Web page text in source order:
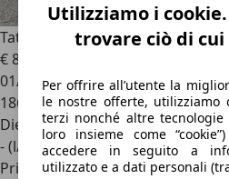
Tata Xenon2.2 td 16v Cassone
€ 8.250
01/2009
186.000 km
Diesel
- (l/100 km)
Privato
Utilizziamo i
trovare ciò di
Per offrire all’utente la
le nostre offerte,
terzi nonché altre
loro insieme come
accedere in seguito a
utilizzato e a dati personali